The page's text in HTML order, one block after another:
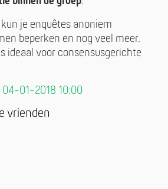
je enquêtes anoniem
beperken en nog veel meer.
ideaal voor consensusgerichte
04-01-2018 10:00
vrienden